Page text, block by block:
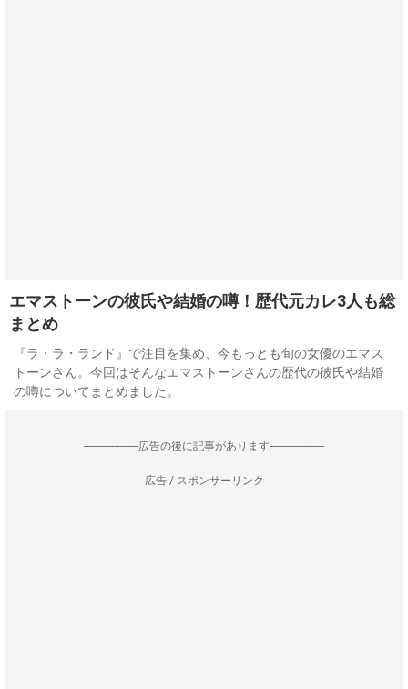
エマストーンの彼氏や結婚の噂！歴代元カレ3人も総
まとめ
『ラ・ラ・ランド』で注目を集め、今もっとも旬の女優のエマス
トーンさん。今回はそんなエマストーンさんの歴代の彼氏や結婚
の噂についてまとめました。
--------------------広告の後に記事があります--------------------
広告 / スポンサーリンク